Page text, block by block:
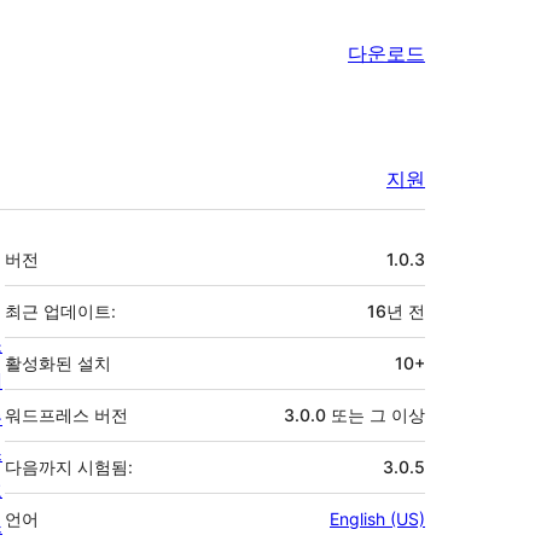
다운로드
지원
기
초
버전 1.0.3
최근 업데이트: 16년 전
활성화된 설치 10+
워드프레스 버전 3.0.0 또는 그 이상
다음까지 시험됨: 3.0.5
언어 English (US)